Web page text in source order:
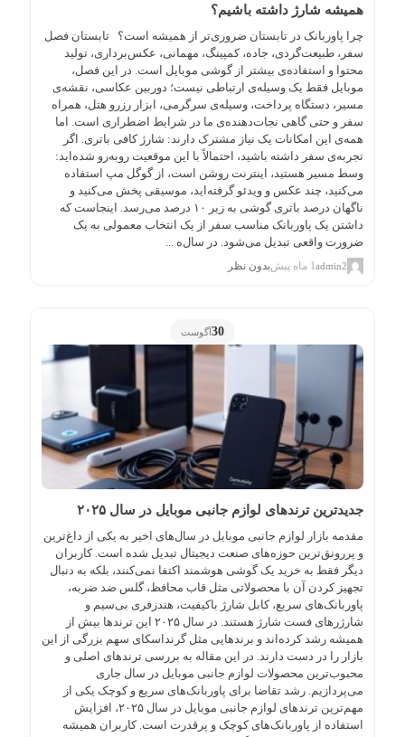
همیشه شارژ داشته باشیم؟
چرا پاوربانک در تابستان ضروری‌تر از همیشه است؟ تابستان فصل
سفر، طبیعت‌گردی، جاده، کمپینگ، مهمانی، عکس‌برداری، تولید
محتوا و استفاده‌ی بیشتر از گوشی موبایل است. در این فصل،
موبایل فقط یک وسیله‌ی ارتباطی نیست؛ دوربین عکاسی، نقشه‌ی
مسیر، دستگاه پرداخت، وسیله‌ی سرگرمی، ابزار رزرو هتل، همراه
سفر و حتی گاهی نجات‌دهنده‌ی ما در شرایط اضطراری است. اما
همه‌ی این امکانات یک نیاز مشترک دارند: شارژ کافی باتری. اگر
تجربه‌ی سفر داشته باشید، احتمالاً با این موقعیت روبه‌رو شده‌اید:
وسط مسیر هستید، اینترنت روشن است، از گوگل مپ استفاده
می‌کنید، چند عکس و ویدئو گرفته‌اید، موسیقی پخش می‌کنید و
ناگهان درصد باتری گوشی به زیر ۱۰ درصد می‌رسد. اینجاست که
داشتن یک پاوربانک مناسب سفر از یک انتخاب معمولی به یک
ضرورت واقعی تبدیل می‌شود. در سال‌ه ...
admin21 ماه پیش بدون نظر
30آگوست
جدیدترین ترندهای لوازم جانبی موبایل در سال ۲۰۲۵
مقدمه بازار لوازم جانبی موبایل در سال‌های اخیر به یکی از داغ‌ترین
و پررونق‌ترین حوزه‌های صنعت دیجیتال تبدیل شده است. کاربران
دیگر فقط به خرید یک گوشی هوشمند اکتفا نمی‌کنند، بلکه به دنبال
تجهیز کردن آن با محصولاتی مثل قاب محافظ، گلس ضد ضربه،
پاوربانک‌های سریع، کابل شارژ باکیفیت، هندزفری بی‌سیم و
شارژرهای فست شارژ هستند. در سال ۲۰۲۵ این ترندها بیش از
همیشه رشد کرده‌اند و برندهایی مثل گرنداسکای سهم بزرگی از این
بازار را در دست دارند. در این مقاله به بررسی ترندهای اصلی و
محبوب‌ترین محصولات لوازم جانبی موبایل در سال جاری
می‌پردازیم. رشد تقاضا برای پاوربانک‌های سریع و کوچک یکی از
مهم‌ترین ترندهای لوازم جانبی موبایل در سال ۲۰۲۵، افزایش
استفاده از پاوربانک‌های کوچک و پرقدرت است. کاربران همیشه